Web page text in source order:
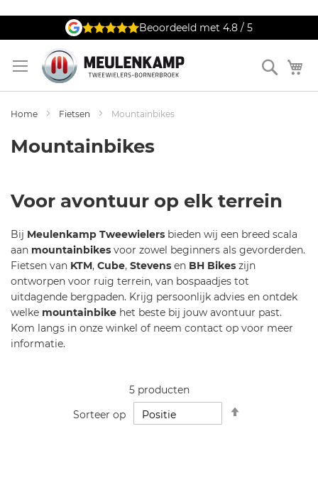
naar
inhoud
Beoordeeld met 4.8 / 5
Zoek
Home Fietsen Mountainbikes
Mountainbikes
Voor avontuur op elk terrein
Bij Meulenkamp Tweewielers bieden wij een breed scala
aan mountainbikes voor zowel beginners als gevorderden.
Fietsen van KTM, Cube, Stevens en BH Bikes zijn
ontworpen voor ruig terrein, van bospaadjes tot
uitdagende bergpaden. Krijg persoonlijk advies en ontdek
welke mountainbike het beste bij jouw avontuur past.
Kom langs in onze winkel of neem contact op voor meer
informatie.
5producten
Sorteer op